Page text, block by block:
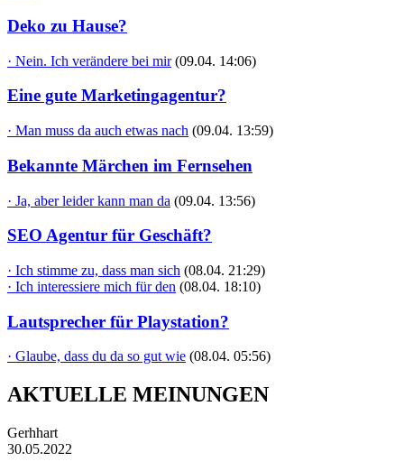
Deko zu Hause?
· Nein. Ich verändere bei mir (09.04. 14:06)
Eine gute Marketingagentur?
· Man muss da auch etwas nach (09.04. 13:59)
Bekannte Märchen im Fernsehen
· Ja, aber leider kann man da (09.04. 13:56)
SEO Agentur für Geschäft?
· Ich stimme zu, dass man sich (08.04. 21:29)
· Ich interessiere mich für den (08.04. 18:10)
Lautsprecher für Playstation?
· Glaube, dass du da so gut wie (08.04. 05:56)
AKTUELLE MEINUNGEN
Gerhhart
30.05.2022